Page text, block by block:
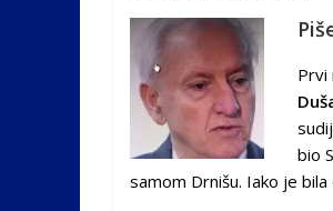
Prvi
bio
samom Drnišu. Iako je